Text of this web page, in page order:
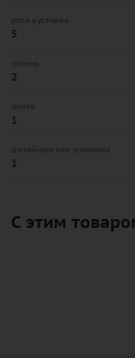
5
2
1
1
С этим